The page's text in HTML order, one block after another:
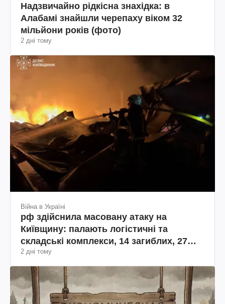
Надзвичайно рідкісна знахідка: в
Алабамі знайшли черепаху віком 32
мільйони років (фото)
2 дні тому
Війна в Україні
рф здійснила масовану атаку на
Київщину: палають логістичні та
складські комплекси, 14 загиблих, 27
поранених (фото, відео)
2 дні тому